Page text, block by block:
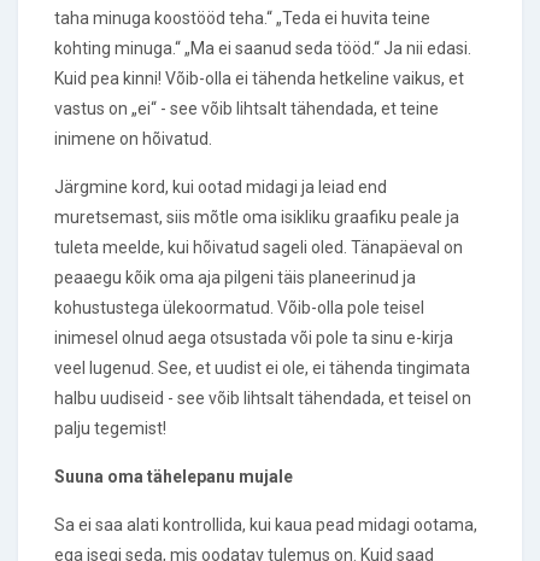
taha minuga koostööd teha.“ „Teda ei huvita teine
kohting minuga.“ „Ma ei saanud seda tööd.“ Ja nii edasi.
Kuid pea kinni! Võib-olla ei tähenda hetkeline vaikus, et
vastus on „ei“ - see võib lihtsalt tähendada, et teine ​​
inimene on hõivatud.
Järgmine kord, kui ootad midagi ja leiad end
muretsemast, siis mõtle oma isikliku graafiku peale ja
tuleta meelde, kui hõivatud sageli oled. Tänapäeval on
peaaegu kõik oma aja pilgeni täis planeerinud ja
kohustustega ülekoormatud. Võib-olla pole teisel
inimesel olnud aega otsustada või pole ta sinu e-kirja
veel lugenud. See, et uudist ei ole, ei tähenda tingimata
halbu uudiseid - see võib lihtsalt tähendada, et teisel on
palju tegemist!
Suuna oma tähelepanu mujale
Sa ei saa alati kontrollida, kui kaua pead midagi ootama,
ega isegi seda, mis oodatav tulemus on. Kuid saad